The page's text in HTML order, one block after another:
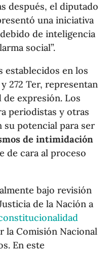
después, el diputado
una iniciativa
de inteligencia
social”.
establecidos en los
272 Ter, representan
expresión. Los
periodistas y otras
su potencial para ser
de intimidación
de cara al proceso
bajo revisión
de la Nación a
la Comisión Nacional
En este